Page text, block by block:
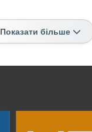
Показати більше